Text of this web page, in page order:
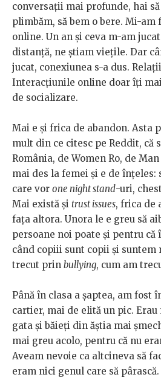
conversații mai profunde, hai să
plimbăm, să bem o bere. Mi-am
online. Un an și ceva m-am
distanță, ne știam viețile. Dar
jucat, conexiunea s-a dus.
Interacțiunile online doar îți
de socializare.
Mai e și frica de abandon. Asta
mult din ce citesc pe Reddit, că
România, de Women Ro, de
mai des la femei și e de înțeles:
care vor one night stand-uri,
Mai există și trust issues, frica de
fața altora. Unora le e greu să
persoane noi poate și pentru că
când copiii sunt copii și suntem
trecut prin bullying, cum am
Până în clasa a șaptea, am fost
cartier, mai de elită un pic.
gata și băieți din ăștia mai
mai greu acolo, pentru că nu
Aveam nevoie ca altcineva să
eram nici genul care să